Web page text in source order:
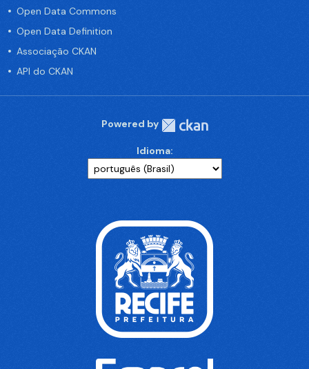
Open Data Commons
Open Data Definition
Associação CKAN
API do CKAN
Powered by
Idioma